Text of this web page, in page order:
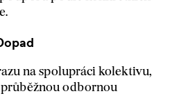
na spolupráci kolektivu,
odbornou